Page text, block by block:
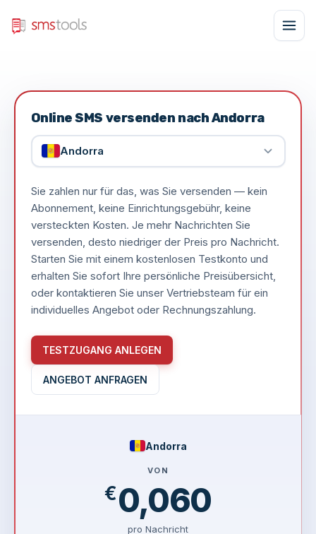
Online SMS versenden nach Andorra
Andorra
Sie zahlen nur für das, was Sie versenden — kein
Abonnement, keine Einrichtungsgebühr, keine
versteckten Kosten. Je mehr Nachrichten Sie
versenden, desto niedriger der Preis pro Nachricht.
Starten Sie mit einem kostenlosen Testkonto und
erhalten Sie sofort Ihre persönliche Preisübersicht,
oder kontaktieren Sie unser Vertriebsteam für ein
individuelles Angebot oder Rechnungszahlung.
TESTZUGANG ANLEGEN
ANGEBOT ANFRAGEN
Andorra
VON
€0,060
pro Nachricht